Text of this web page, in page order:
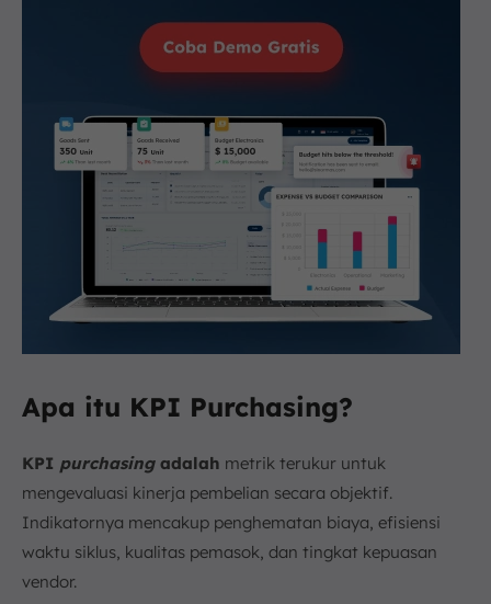
Apa itu KPI Purchasing?
KPI purchasingadalah metrik terukur untuk
mengevaluasi kinerja pembelian secara objektif.
Indikatornya mencakup penghematan biaya, efisiensi
waktu siklus, kualitas pemasok, dan tingkat kepuasan
vendor.